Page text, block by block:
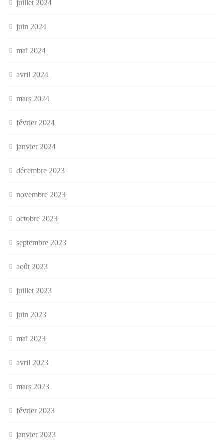
juillet 2024
juin 2024
mai 2024
avril 2024
mars 2024
février 2024
janvier 2024
décembre 2023
novembre 2023
octobre 2023
septembre 2023
août 2023
juillet 2023
juin 2023
mai 2023
avril 2023
mars 2023
février 2023
janvier 2023